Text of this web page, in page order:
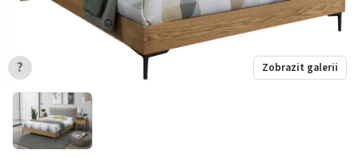
Zobrazit galerii
?